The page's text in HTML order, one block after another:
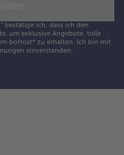
bestätige ich, dass ich den
um exklusive Angebote, tolle
bofrost* zu erhalten. Ich bin mit
einverstanden.